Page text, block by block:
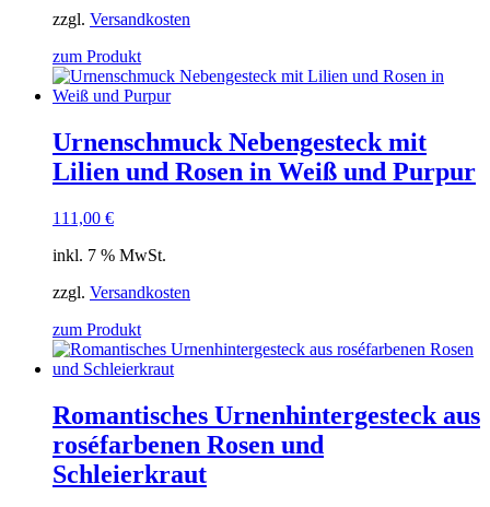
zzgl. Versandkosten
zum Produkt
Urnenschmuck Nebengesteck mit
Lilien und Rosen in Weiß und Purpur
111,00 €
inkl. 7 % MwSt.
zzgl. Versandkosten
zum Produkt
Romantisches Urnenhintergesteck aus
roséfarbenen Rosen und
Schleierkraut